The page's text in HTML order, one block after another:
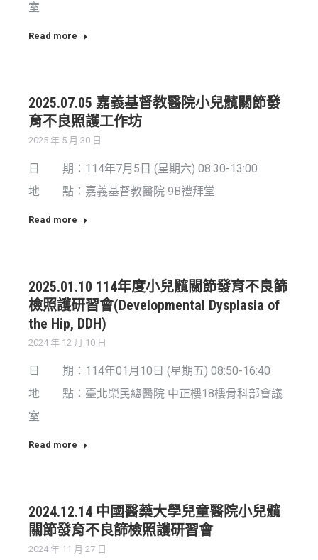
室
Read more
2025.07.05 嘉義基督教醫院小兒髖關節發
育不良照護工作坊
2025 年 5 月 30 日
日 期：114年7月5日 (星期六) 08:30-13:00
地 點：嘉義基督教醫院 9B禮拜堂
Read more
2025.01.10 114年度小兒髖關節發育不良篩
檢照護研習會(Developmental Dysplasia of
the Hip, DDH)
2024 年 12 月 10 日
日 期：114年01月10日 (星期五) 08:50-16:40
地 點：臺北榮民總醫院 中正樓18樓骨科部會議
室
Read more
2024.12.14 中國醫藥大學兒童醫院小兒髖
關節發育不良篩檢照護研習會
2024 年 11 月 27 日